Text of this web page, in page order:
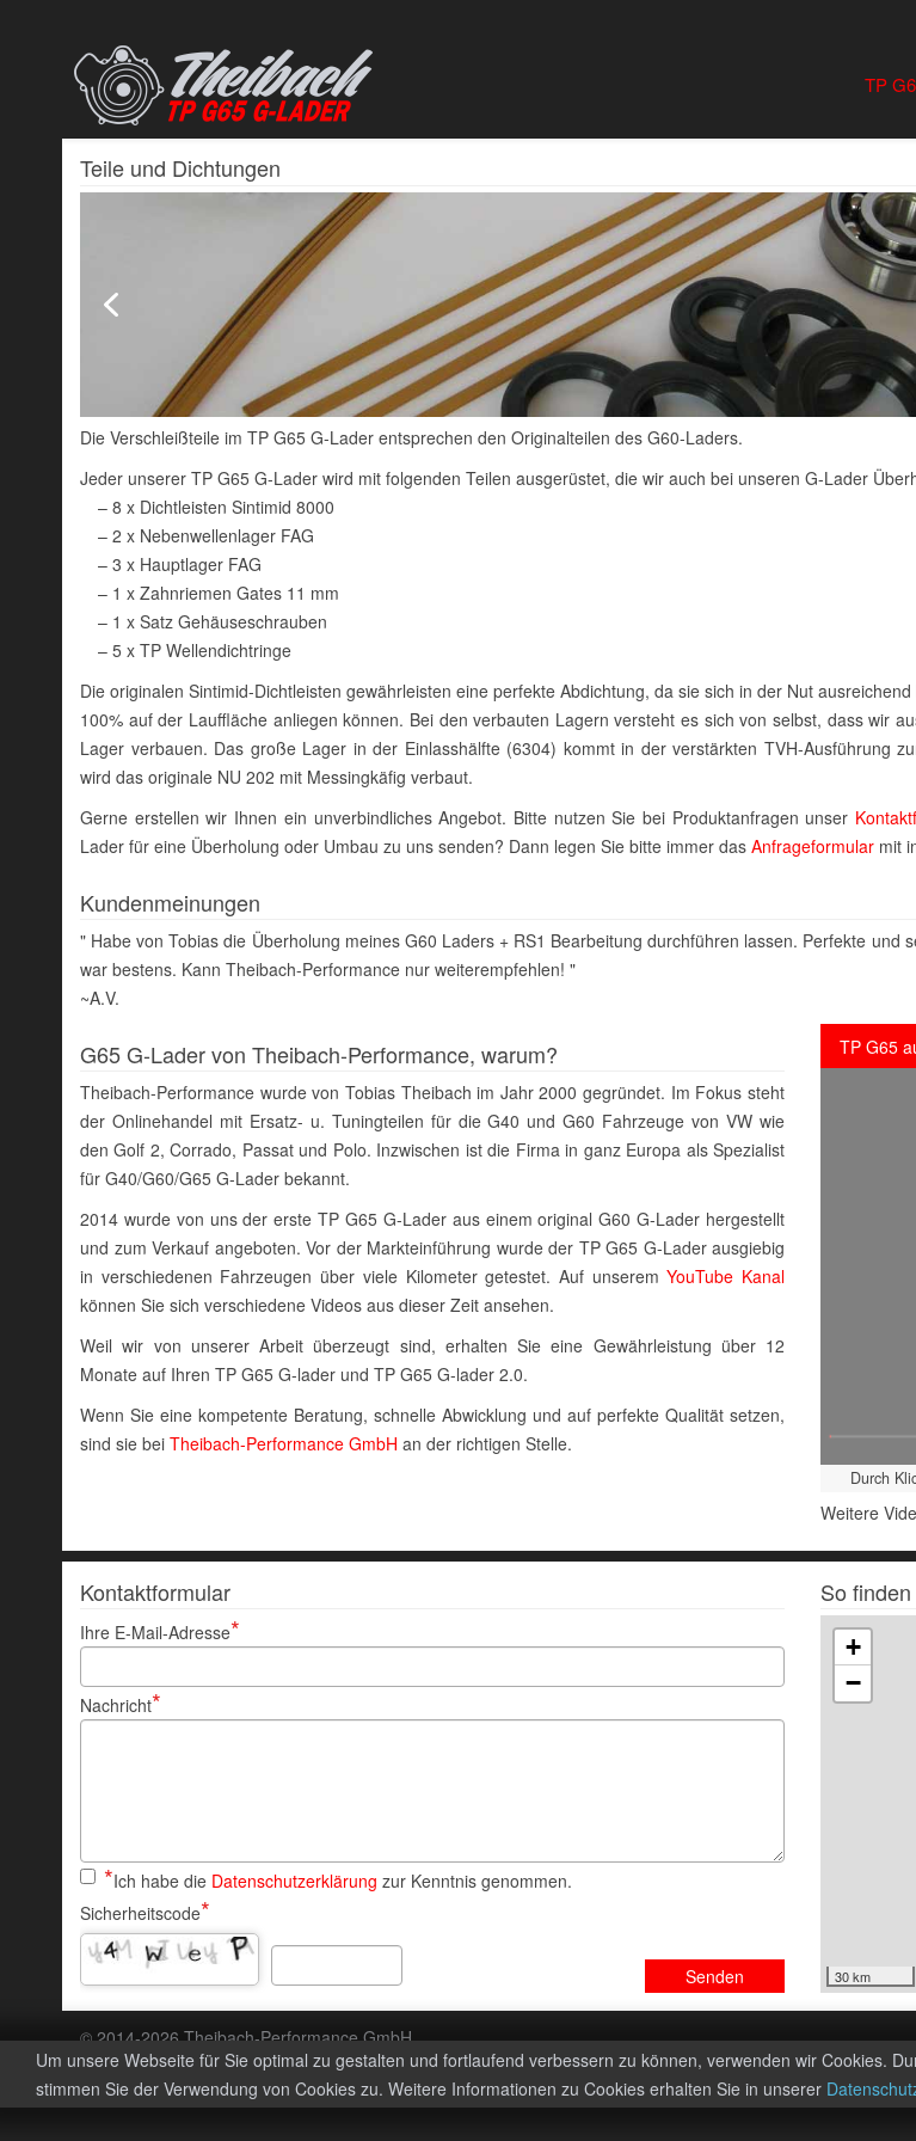
TP
Teile und Dichtungen
Die Verschleißteile im TP G65 G-Lader entsprechen den Originalteilen des G60-Laders.
Jeder unserer TP G65 G-Lader wird mit folgenden Teilen ausgerüstet, die wir auch bei unseren G-Lader
– 8 x Dichtleisten Sintimid 8000
– 2 x Nebenwellenlager FAG
– 3 x Hauptlager FAG
– 1 x Zahnriemen Gates 11 mm
– 1 x Satz Gehäuseschrauben
– 5 x TP Wellendichtringe
Die originalen Sintimid-Dichtleisten gewährleisten eine perfekte Abdichtung, da sie sich in der Nut
100% auf der Lauffläche anliegen können. Bei den verbauten Lagern versteht es sich von selbst, dass wir
Lager verbauen. Das große Lager in der Einlasshälfte (6304) kommt in der verstärkten TVH-Ausführung
wird das originale NU 202 mit Messingkäfig verbaut.
Gerne erstellen wir Ihnen ein unverbindliches Angebot. Bitte nutzen Sie bei Produktanfragen unser
Lader für eine Überholung oder Umbau zu uns senden? Dann legen Sie bitte immer das Anfrageformular mit
Kundenmeinungen
" Habe von Tobias die Überholung meines G60 Laders + RS1 Bearbeitung durchführen lassen. Perfekte
war bestens. Kann Theibach-Performance nur weiterempfehlen! "
~A.V.
G65 G-Lader von Theibach-Performance, warum?
Theibach-Performance wurde von Tobias Theibach im Jahr 2000 gegründet. Im Fokus steht
der Onlinehandel mit Ersatz- u. Tuningteilen für die G40 und G60 Fahrzeuge von VW wie
den Golf 2, Corrado, Passat und Polo. Inzwischen ist die Firma in ganz Europa als Spezialist
für G40/G60/G65 G-Lader bekannt.
2014 wurde von uns der erste TP G65 G-Lader aus einem original G60 G-Lader hergestellt
und zum Verkauf angeboten. Vor der Markteinführung wurde der TP G65 G-Lader ausgiebig
in verschiedenen Fahrzeugen über viele Kilometer getestet. Auf unseremYouTube Kanal
können Sie sich verschiedene Videos aus dieser Zeit ansehen.
Weil wir von unserer Arbeit überzeugt sind, erhalten Sie eine Gewährleistung über 12
Monate auf Ihren TP G65 G-lader und TP G65 G-lader 2.0.
Wenn Sie eine kompetente Beratung, schnelle Abwicklung und auf perfekte Qualität setzen,
sind sie bei Theibach-Performance GmbH an der richtigen Stelle.
TP G65
Durch
Weitere
Kontaktformular
Ihre E-Mail-Adresse
Nachricht
Ich habe die Datenschutzerklärung zur Kenntnis genommen.
Sicherheitscode
Senden
So
+
−
30 km
© 2014-2026Theibach-Performance GmbH
Um unsere Webseite für Sie optimal zu gestalten und fortlaufend verbessern zu können, verwenden wir Cookies.
stimmen Sie der Verwendung von Cookies zu. Weitere Informationen zu Cookies erhalten Sie in unserer